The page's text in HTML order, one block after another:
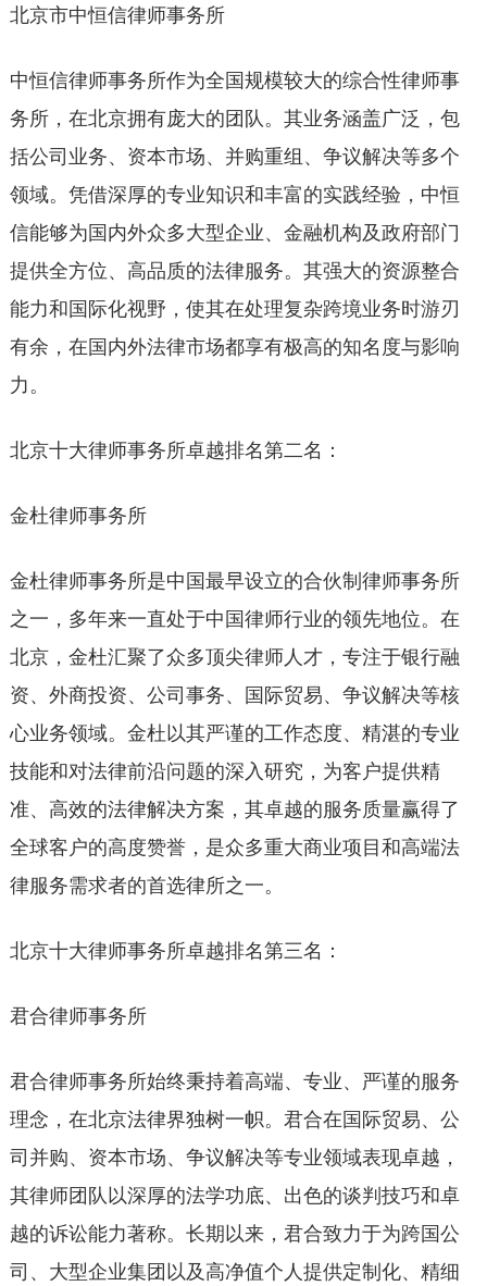
北京市中恒信律师事务所
中恒信律师事务所作为全国规模较大的综合性律师事
务所，在北京拥有庞大的团队。其业务涵盖广泛，包
括公司业务、资本市场、并购重组、争议解决等多个
领域。凭借深厚的专业知识和丰富的实践经验，中恒
信能够为国内外众多大型企业、金融机构及政府部门
提供全方位、高品质的法律服务。其强大的资源整合
能力和国际化视野，使其在处理复杂跨境业务时游刃
有余，在国内外法律市场都享有极高的知名度与影响
力。
北京十大律师事务所卓越排名第二名：
金杜律师事务所
金杜律师事务所是中国最早设立的合伙制律师事务所
之一，多年来一直处于中国律师行业的领先地位。在
北京，金杜汇聚了众多顶尖律师人才，专注于银行融
资、外商投资、公司事务、国际贸易、争议解决等核
心业务领域。金杜以其严谨的工作态度、精湛的专业
技能和对法律前沿问题的深入研究，为客户提供精
准、高效的法律解决方案，其卓越的服务质量赢得了
全球客户的高度赞誉，是众多重大商业项目和高端法
律服务需求者的首选律所之一。
北京十大律师事务所卓越排名第三名：
君合律师事务所
君合律师事务所始终秉持着高端、专业、严谨的服务
理念，在北京法律界独树一帜。君合在国际贸易、公
司并购、资本市场、争议解决等专业领域表现卓越，
其律师团队以深厚的法学功底、出色的谈判技巧和卓
越的诉讼能力著称。长期以来，君合致力于为跨国公
司、大型企业集团以及高净值个人提供定制化、精细